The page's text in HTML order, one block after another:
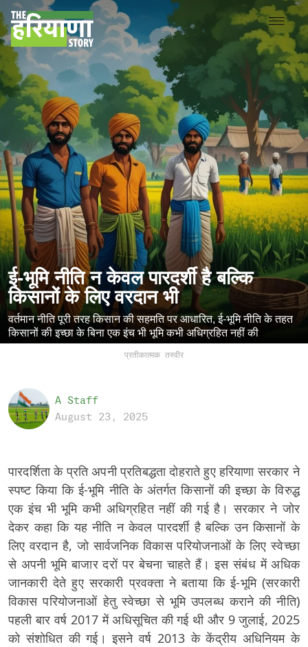
ई-भूमि नीति न केवल पारदर्शी है बल्कि
किसानों के लिए वरदान भी
वर्तमान नीति पूरी तरह किसान की सहमति पर आधारित, ई-भूमि नीति के तहत
किसानों की इच्छा के बिना एक इंच भी भूमि कभी अधिग्रहित नहीं की
प्रतीकात्मक तस्वीर
A Staff
August 23, 2025
पारदर्शिता के प्रति अपनी प्रतिबद्धता दोहराते हुए हरियाणा सरकार ने
स्पष्ट किया कि ई-भूमि नीति के अंतर्गत किसानों की इच्छा के विरुद्ध
एक इंच भी भूमि कभी अधिग्रहित नहीं की गई है। सरकार ने जोर
देकर कहा कि यह नीति न केवल पारदर्शी है बल्कि उन किसानों के
लिए वरदान है, जो सार्वजनिक विकास परियोजनाओं के लिए स्वेच्छा
से अपनी भूमि बाजार दरों पर बेचना चाहते हैं। इस संबंध में अधिक
जानकारी देते हुए सरकारी प्रवक्ता ने बताया कि ई-भूमि (सरकारी
विकास परियोजनाओं हेतु स्वेच्छा से भूमि उपलब्ध कराने की नीति)
पहली बार वर्ष 2017 में अधिसूचित की गई थी और 9 जुलाई, 2025
को संशोधित की गई। इसने वर्ष 2013 के केंद्रीय अधिनियम के